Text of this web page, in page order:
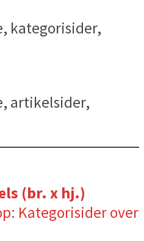
kategorisider,
artikelsider,
(br. x hj.)
Kategorisider over